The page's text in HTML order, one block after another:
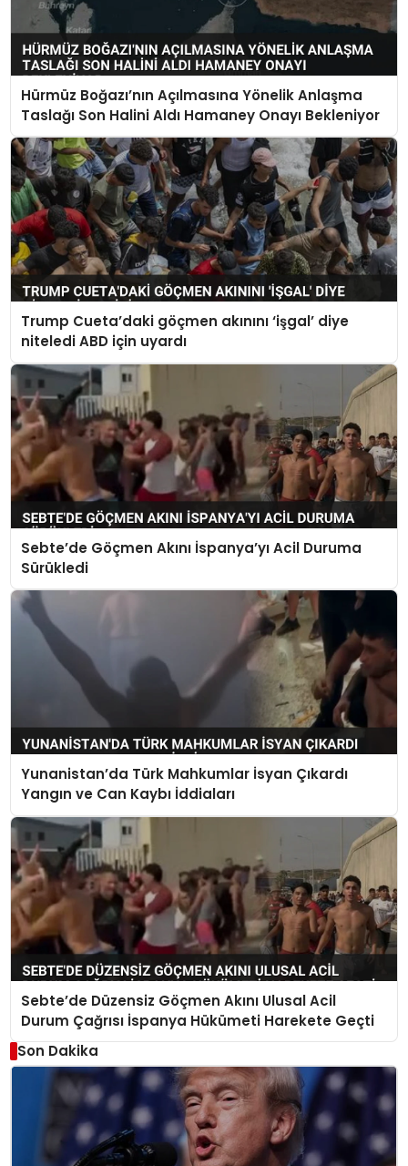
Hürmüz Boğazı’nın Açılmasına Yönelik Anlaşma
Taslağı Son Halini Aldı Hamaney Onayı Bekleniyor
Trump Cueta’daki göçmen akınını ‘işgal’ diye
niteledi ABD için uyardı
Sebte’de Göçmen Akını İspanya’yı Acil Duruma
Sürükledi
Yunanistan’da Türk Mahkumlar İsyan Çıkardı
Yangın ve Can Kaybı İddiaları
Sebte’de Düzensiz Göçmen Akını Ulusal Acil
Durum Çağrısı İspanya Hükümeti Harekete Geçti
Son Dakika